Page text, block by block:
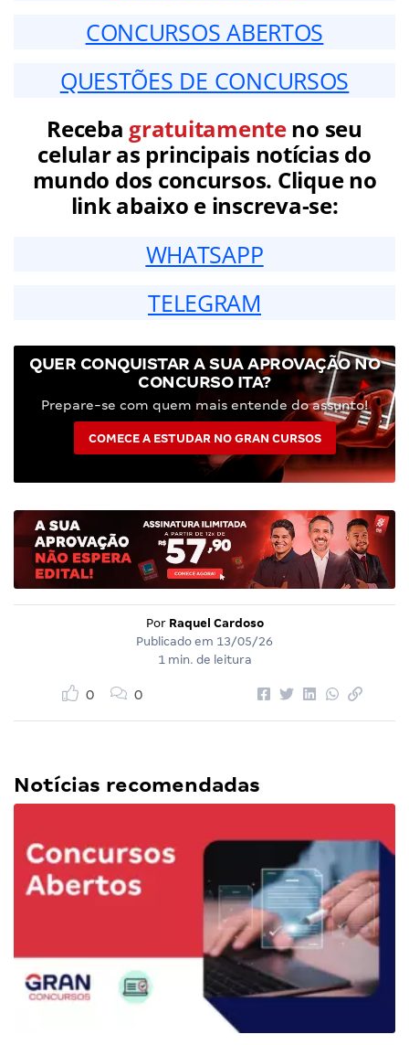
CONCURSOS ABERTOS
QUESTÕES DE CONCURSOS
Receba gratuitamenteno seu
celular as principais notícias do
mundo dos concursos. Clique no
link abaixo e inscreva-se:
WHATSAPP
TELEGRAM
QUER CONQUISTAR A SUA APROVAÇÃO NO
CONCURSO ITA?
Prepare-se com quem mais entende do assunto!
COMECE A ESTUDAR NO GRAN CURSOS
Por Raquel Cardoso
Publicado em 13/05/26
1 min. de leitura
0 0
Notícias recomendadas